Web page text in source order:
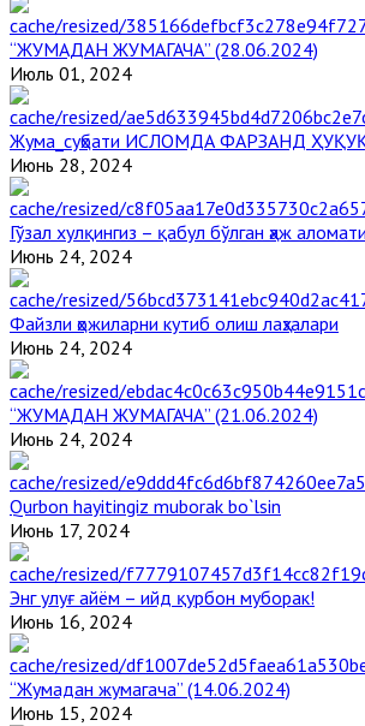
“ЖУМАДАН ЖУМАГАЧА” (28.06.2024)
Июль 01, 2024
Жума_суҳбати ИСЛОМДА ФАРЗАНД
Июнь 28, 2024
Гўзал хулқингиз – қабул бўлган ҳаж аломати
Июнь 24, 2024
Файзли ҳожиларни кутиб олиш лаҳзалари
Июнь 24, 2024
“ЖУМАДАН ЖУМАГАЧА” (21.06.2024)
Июнь 24, 2024
Qurbon hayitingiz muborak bo`lsin
Июнь 17, 2024
Энг улуғ айём – ийд қурбон муборак!
Июнь 16, 2024
“Жумадан жумагача” (14.06.2024)
Июнь 15, 2024